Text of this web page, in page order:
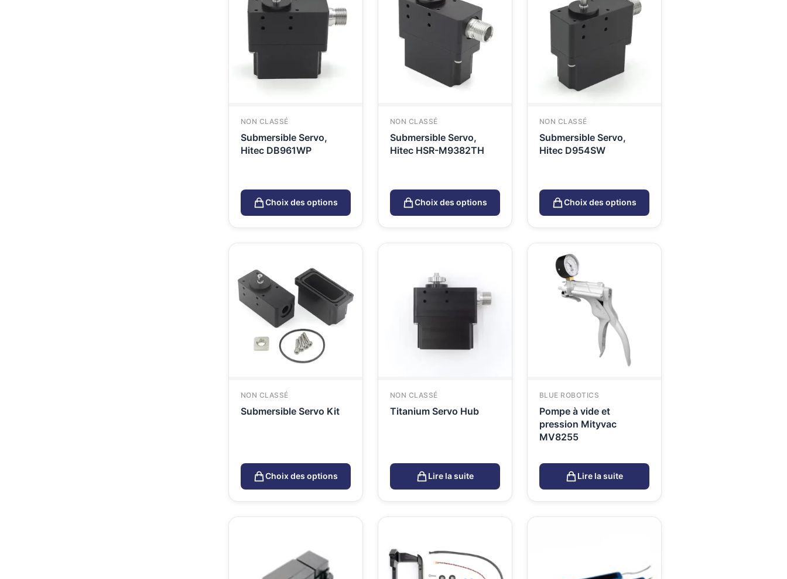
NON CLASSÉ
Submersible Servo,
Hitec DB961WP
Choix des options
NON CLASSÉ
Submersible Servo,
Hitec HSR-M9382TH
Choix des options
NON CLASSÉ
Submersible Servo,
Hitec D954SW
Choix des options
NON CLASSÉ
Submersible Servo Kit
Choix des options
NON CLASSÉ
Titanium Servo Hub
Lire la suite
BLUE ROBOTICS
Pompe à vide et
pression Mityvac
MV8255
Lire la suite